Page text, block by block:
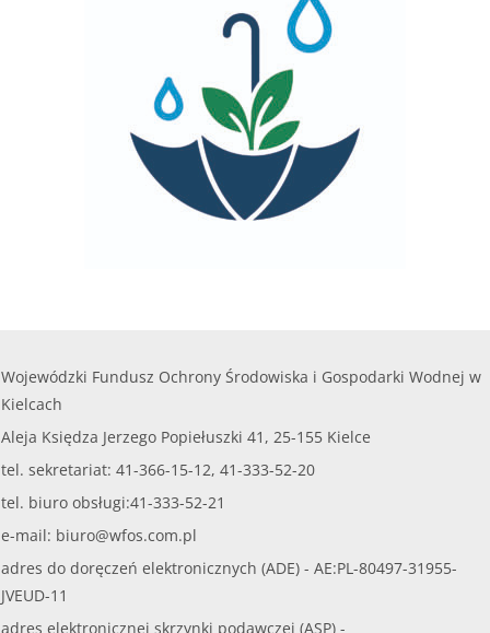
Wojewódzki Fundusz Ochrony Środowiska i Gospodarki Wodnej w
Kielcach
Aleja Księdza Jerzego Popiełuszki 41, 25-155 Kielce
tel. sekretariat: 41-366-15-12, 41-333-52-20
tel. biuro obsługi:41-333-52-21
e-mail: biuro@wfos.com.pl
adres do doręczeń elektronicznych (ADE) - AE:PL-80497-31955-
JVEUD-11
adres elektronicznej skrzynki podawczej (ASP) -